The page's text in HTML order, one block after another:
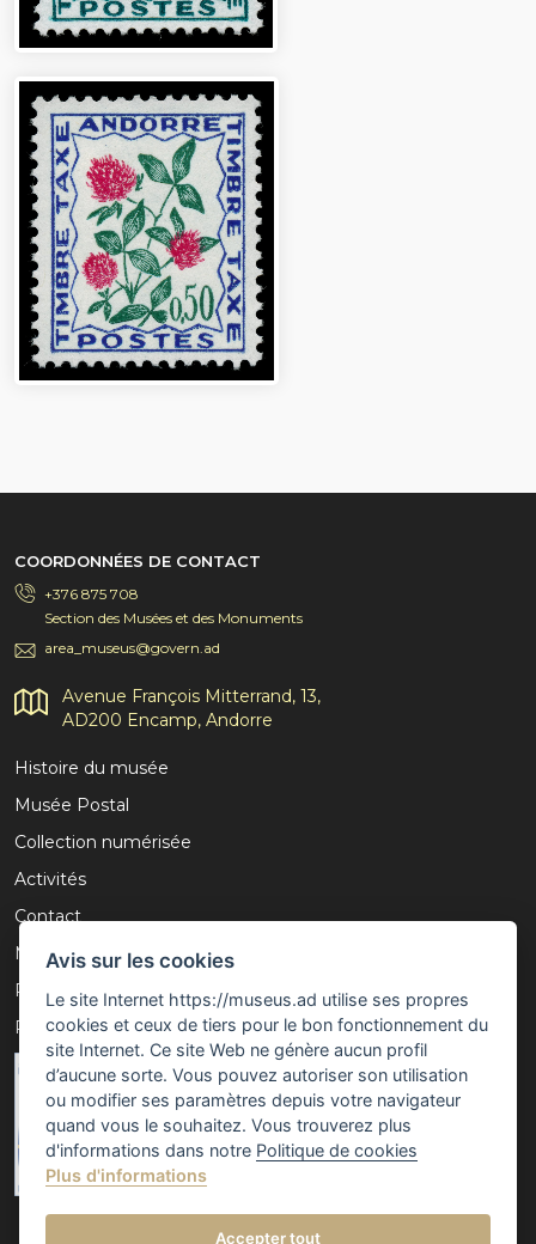
COORDONNÉES DE CONTACT
+376 875 708
Section des Musées et des Monuments
area_museus@govern.ad
Avenue François Mitterrand, 13,
AD200 Encamp, Andorre
Histoire du musée
Musée Postal
Collection numérisée
Activités
Contact
Mention légale
Politique de confidentialité
Politique de cookies
Avis sur les cookies
Le site Internet https://museus.ad utilise ses propres
cookies et ceux de tiers pour le bon fonctionnement du
site Internet. Ce site Web ne génère aucun profil
d’aucune sorte. Vous pouvez autoriser son utilisation
ou modifier ses paramètres depuis votre navigateur
quand vous le souhaitez. Vous trouverez plus
d'informations dans notre Politique de cookies
Plus d'informations
Accepter tout